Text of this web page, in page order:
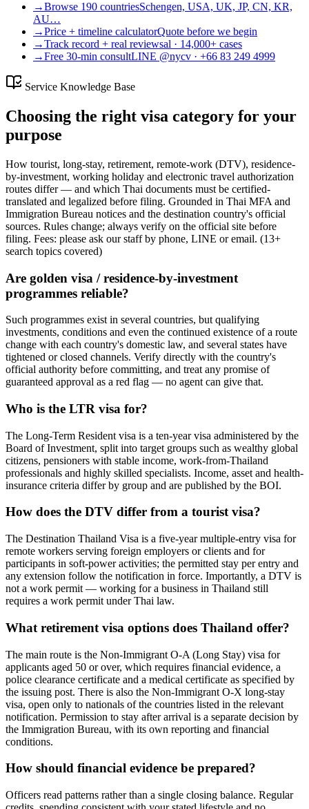
→Browse 190 countriesSchengen, USA, UK, JP, CN, KR,
AU…
→Price + timeline calculatorQuote before we begin
→Track record + real reviewsal · 14,000+ cases
→Free 30-min consultLINE @nycv · +66 83 249 4999
Service Knowledge Base
Choosing the right visa category for your
purpose
How tourist, long-stay, retirement, remote-work (DTV), residence-
by-investment, working holiday and electronic travel authorization
routes differ — and which Thai documents must be certified-
translated and legalized before filing. Grounded in Thai MFA and
Immigration Bureau notices and the destination country's official
sources. Rules change; always verify on the official site before
filing. Fees: please ask our staff by phone, LINE or email. (13+
search topics covered)
Are golden visa / residence-by-investment
programmes reliable?
Such programmes exist in several countries, but qualifying
investments, conditions and even the continued existence of a route
change with each country's domestic law, and several states have
tightened or closed channels. Verify directly with the country's
official authority before committing, and treat any promise of
guaranteed approval as a red flag — no agent can give that.
Who is the LTR visa for?
The Long-Term Resident visa is a ten-year visa administered by the
Board of Investment, split into target groups such as wealthy global
citizens, pensioners with stable income, work-from-Thailand
professionals and highly skilled specialists. Income, asset and health-
insurance criteria differ by group and are published by the BOI.
How does the DTV differ from a tourist visa?
The Destination Thailand Visa is a five-year multiple-entry visa for
remote workers serving foreign employers or clients and for
participants in soft-power activities; the permitted stay per entry and
any extension follow the notification in force. Importantly, a DTV is
not a work permit — working for a business in Thailand still
requires a work permit under Thai law.
What retirement visa options does Thailand offer?
The main route is the Non-Immigrant O-A (Long Stay) visa for
applicants aged 50 or over, which requires financial evidence, a
police clearance certificate and a medical certificate as specified by
the issuing post. There is also the Non-Immigrant O-X long-stay
visa, open only to nationals of the countries listed in the relevant
notification. Permission to stay after arrival is a separate decision by
the Immigration Bureau, with its own reporting and financial
conditions.
How should financial evidence be prepared?
Officers read patterns rather than a single closing balance. Regular